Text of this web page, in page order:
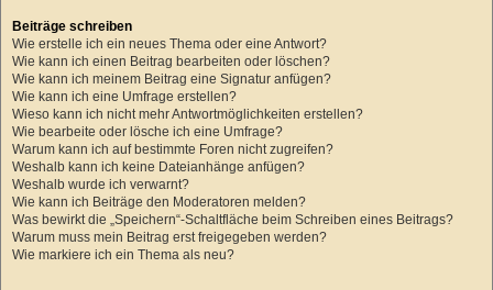
Beiträge schreiben
Wie erstelle ich ein neues Thema oder eine Antwort?
Wie kann ich einen Beitrag bearbeiten oder löschen?
Wie kann ich meinem Beitrag eine Signatur anfügen?
Wie kann ich eine Umfrage erstellen?
Wieso kann ich nicht mehr Antwortmöglichkeiten erstellen?
Wie bearbeite oder lösche ich eine Umfrage?
Warum kann ich auf bestimmte Foren nicht zugreifen?
Weshalb kann ich keine Dateianhänge anfügen?
Weshalb wurde ich verwarnt?
Wie kann ich Beiträge den Moderatoren melden?
Was bewirkt die „Speichern“-Schaltfläche beim Schreiben eines Beitrags?
Warum muss mein Beitrag erst freigegeben werden?
Wie markiere ich ein Thema als neu?